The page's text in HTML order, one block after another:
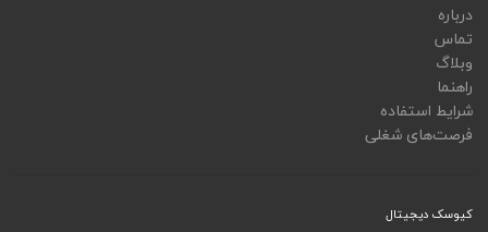
درباره
تماس
وبلاگ
راهنما
شرایط استفاده
فرصت‌های شغلی
کیوسک دیجیتال